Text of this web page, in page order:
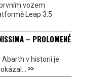
vozem
Leap 3.5
– PROLOMENÉ
Abarth v historii je
>>